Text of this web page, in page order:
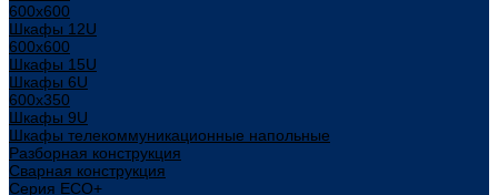
600x600
Шкафы 12U
600x600
Шкафы 15U
Шкафы 6U
600x350
Шкафы 9U
Шкафы телекоммуникационные напольные
Разборная конструкция
Сварная конструкция
Серия ECO+